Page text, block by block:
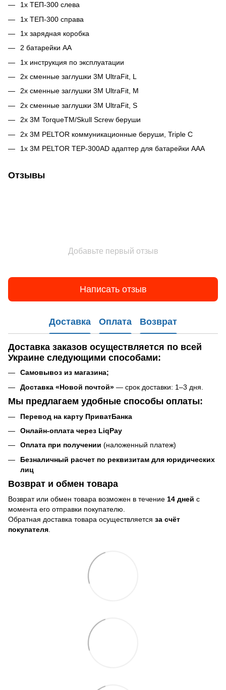
1x ТЕП-300 слева
1x ТЕП-300 справа
1x зарядная коробка
2 батарейки АА
1x инструкция по эксплуатации
2x сменные заглушки 3M UltraFit, L
2x сменные заглушки 3M UltraFit, M
2x сменные заглушки 3M UltraFit, S
2x 3M TorqueTM/Skull Screw беруши
2x 3M PELTOR коммуникационные беруши, Triple C
1x 3M PELTOR TEP-300AD адаптер для батарейки AAA
Отзывы
Добавьте первый отзыв
Написать отзыв
Доставка Оплата Возврат
Доставка заказов осуществляется по всей
Украине следующими способами:
Самовывоз из магазина;
Доставка «Новой почтой» — срок доставки: 1–3 дня.
Мы предлагаем удобные способы оплаты:
Перевод на карту ПриватБанка
Онлайн-оплата через LiqPay
Оплата при получении (наложенный платеж)
Безналичный расчет по реквизитам для юридических
лиц
Возврат и обмен товара
Возврат или обмен товара возможен в течение 14 дней с
момента его отправки покупателю.
Обратная доставка товара осуществляется за счёт
покупателя